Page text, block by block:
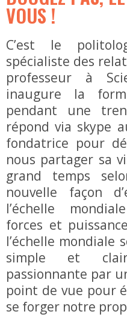
VOUS !
C’est le
spécialiste des
professeur à
inaugure la
pendant une
répond via skype
fondatrice pour
nous partager sa
grand temps
nouvelle façon
l’échelle
forces et
l’échelle mondiale
simple et
passionnante par
point de vue pour
se forger notre